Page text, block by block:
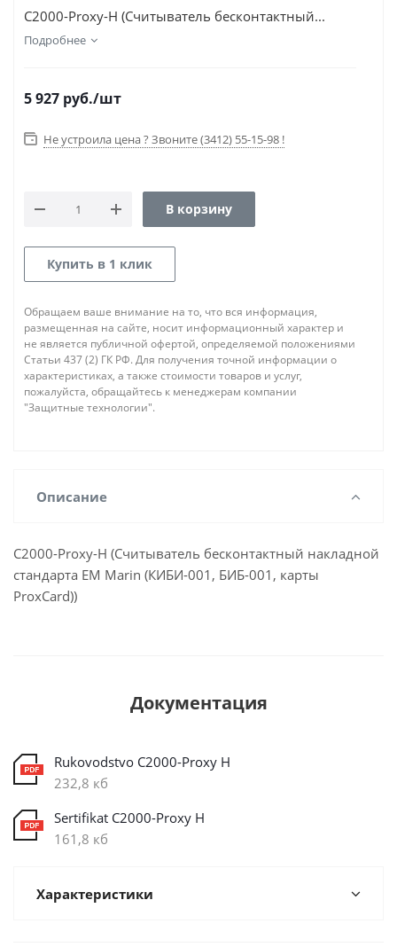
С2000-Proxy-Н (Считыватель бесконтактный...
Подробнее
5 927 руб./шт
Не устроила цена ? Звоните (3412) 55-15-98 !
В корзину
Купить в 1 клик
Обращаем ваше внимание на то, что вся информация,
размещенная на сайте, носит информационный характер и
не является публичной офертой, определяемой положениями
Статьи 437 (2) ГК РФ. Для получения точной информации о
характеристиках, а также стоимости товаров и услуг,
пожалуйста, обращайтесь к менеджерам компании
"Защитные технологии".
Описание
С2000-Proxy-Н (Считыватель бесконтактный накладной
стандарта EM Marin (КИБИ-001, БИБ-001, карты
ProxCard))
Документация
Rukovodstvo C2000-Proxy H
232,8 кб
Sertifikat C2000-Proxy H
161,8 кб
Характеристики